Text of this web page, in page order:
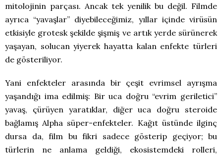
mitolojinin parçası. Ancak tek yenilik bu değil. Filmde
ayrıca “yavaşlar” diyebileceğimiz, yıllar içinde virüsün
etkisiyle grotesk şekilde şişmiş ve artık yerde sürünerek
yaşayan, solucan yiyerek hayatta kalan enfekte türleri
de gösteriliyor.
Yani enfekteler arasında bir çeşit evrimsel ayrışma
yaşandığı ima edilmiş: Bir uca doğru “evrim geriletici”
yavaş, çürüyen yaratıklar, diğer uca doğru steroide
bağlamış Alpha süper-enfekteler. Kağıt üstünde ilginç
dursa da, film bu fikri sadece gösterip geçiyor; bu
türlerin ne anlama geldiği, ekosistemdeki rolleri,